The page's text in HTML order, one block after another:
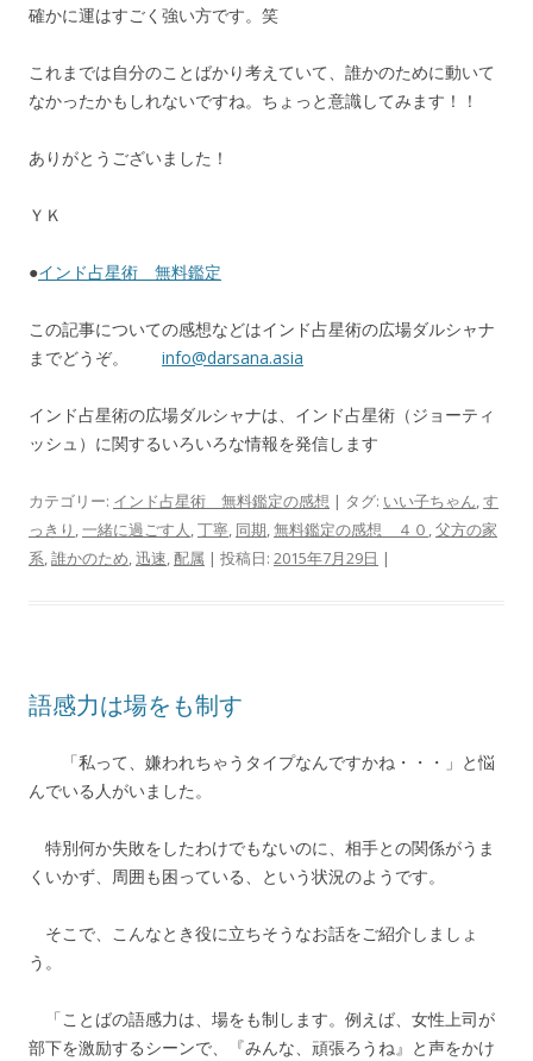
確かに運はすごく強い方です。笑
これまでは自分のことばかり考えていて、誰かのために動いて
なかったかもしれないですね。ちょっと意識してみます！！
ありがとうございました！
ＹＫ
●インド占星術 無料鑑定
この記事についての感想などはインド占星術の広場ダルシャナ
までどうぞ。 info@darsana.asia
インド占星術の広場ダルシャナは、インド占星術（ジョーティ
ッシュ）に関するいろいろな情報を発信します
カテゴリー: インド占星術 無料鑑定の感想 | タグ: いい子ちゃん,す
っきり ,一緒に過ごす人,丁寧, 同期,無料鑑定の感想 ４０ ,父方の家
系,誰かのため,迅速,配属 | 投稿日: 2015年7月29日 |
語感力は場をも制す
「私って、嫌われちゃうタイプなんですかね・・・」と悩
んでいる人がいました。
特別何か失敗をしたわけでもないのに、相手との関係がうま
くいかず、周囲も困っている、という状況のようです。
そこで、こんなとき役に立ちそうなお話をご紹介しましょ
う。
「ことばの語感力は、場をも制します。例えば、女性上司が
部下を激励するシーンで、『みんな、頑張ろうね』と声をかけ